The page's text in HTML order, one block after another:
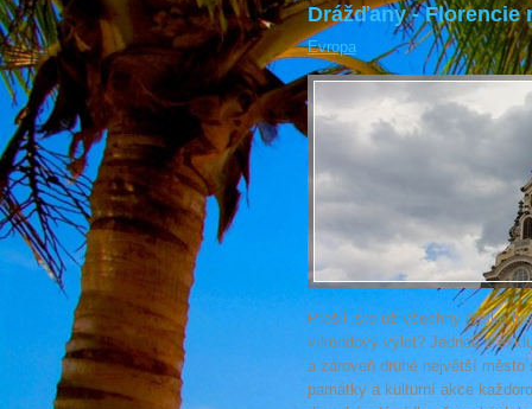
Drážďany - Florencie
Evropa
Prošli jste už všechny české
víkendový výlet? Jednou z
a zároveň druhé největší
památky a kulturní akce